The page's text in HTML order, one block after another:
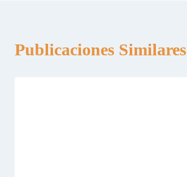
Publicaciones Similares